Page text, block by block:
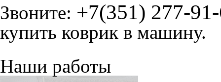
Звоните: +7(351) 277-
купить коврик в машину.
Наши работы